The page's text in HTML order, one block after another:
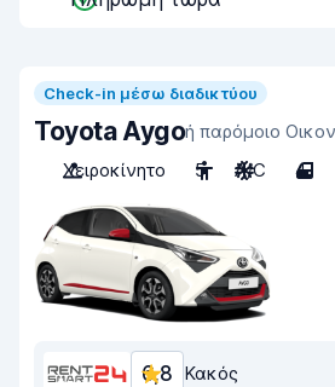
Check-in μέσω διαδικτύου
Toyota Aygoή παρόμοιο
Χειροκίνητο
5 A/C 4
6,8 Κακός